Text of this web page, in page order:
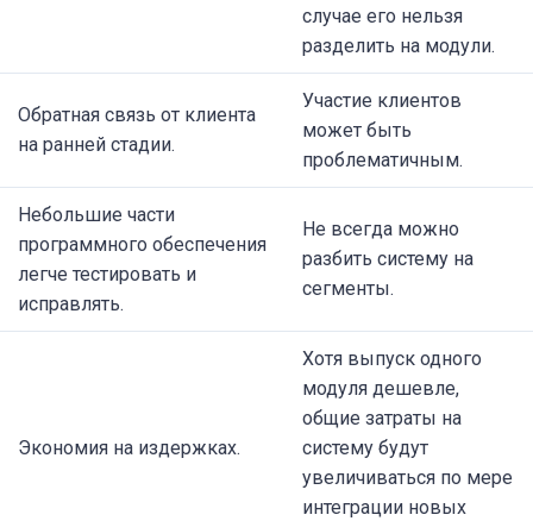
случае его нельзя
разделить на модули.
Обратная связь от клиента
на ранней стадии.
Участие клиентов
может быть
проблематичным.
Небольшие части
программного обеспечения
легче тестировать и
исправлять.
Не всегда можно
разбить систему на
сегменты.
Экономия на издержках.
Хотя выпуск одного
модуля дешевле,
общие затраты на
систему будут
увеличиваться по мере
интеграции новых